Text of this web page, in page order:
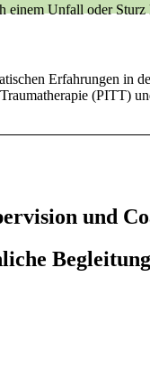
einem Unfall oder Sturz
Erfahrungen in
(PITT)
und